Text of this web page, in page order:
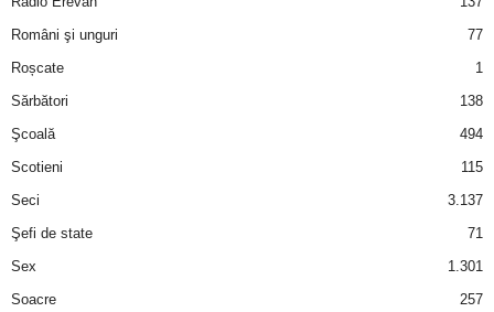
Români şi unguri
77
Roșcate
1
Sărbători
138
Şcoală
494
Scotieni
115
Seci
3.137
Şefi de state
71
Sex
1.301
Soacre
257